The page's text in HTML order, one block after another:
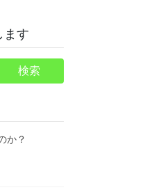
ます
か？